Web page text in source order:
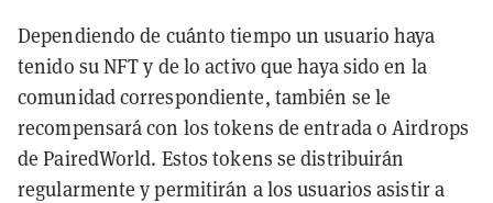
Dependiendo de cuánto tiempo un usuario haya
tenido su NFT y de lo activo que haya sido en la
comunidad correspondiente, también se le
recompensará con los tokens de entrada o Airdrops
de PairedWorld. Estos tokens se distribuirán
regularmente y permitirán a los usuarios asistir a